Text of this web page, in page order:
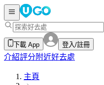
下載 App 登入/註冊
介紹評分 附近好去處
主頁